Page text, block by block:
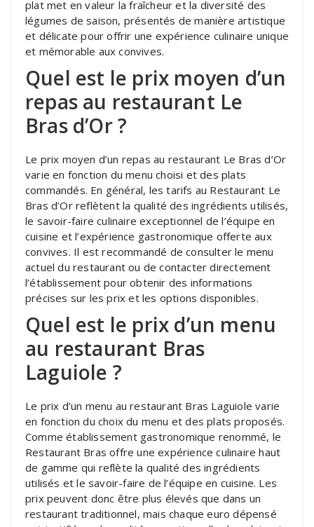
plat met en valeur la fraîcheur et la diversité des
légumes de saison, présentés de manière artistique
et délicate pour offrir une expérience culinaire unique
et mémorable aux convives.
Quel est le prix moyen d’un
repas au restaurant Le
Bras d’Or ?
Le prix moyen d’un repas au restaurant Le Bras d’Or
varie en fonction du menu choisi et des plats
commandés. En général, les tarifs au Restaurant Le
Bras d’Or reflètent la qualité des ingrédients utilisés,
le savoir-faire culinaire exceptionnel de l’équipe en
cuisine et l’expérience gastronomique offerte aux
convives. Il est recommandé de consulter le menu
actuel du restaurant ou de contacter directement
l’établissement pour obtenir des informations
précises sur les prix et les options disponibles.
Quel est le prix d’un menu
au restaurant Bras
Laguiole ?
Le prix d’un menu au restaurant Bras Laguiole varie
en fonction du choix du menu et des plats proposés.
Comme établissement gastronomique renommé, le
Restaurant Bras offre une expérience culinaire haut
de gamme qui reflète la qualité des ingrédients
utilisés et le savoir-faire de l’équipe en cuisine. Les
prix peuvent donc être plus élevés que dans un
restaurant traditionnel, mais chaque euro dépensé